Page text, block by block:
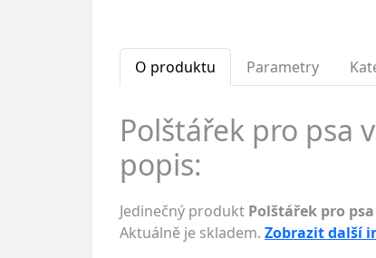
O produktu Parametry
Polštářek pro psa
popis:
Jedinečný produkt Polštářek pro psa
Aktuálně je skladem. Zobrazit další